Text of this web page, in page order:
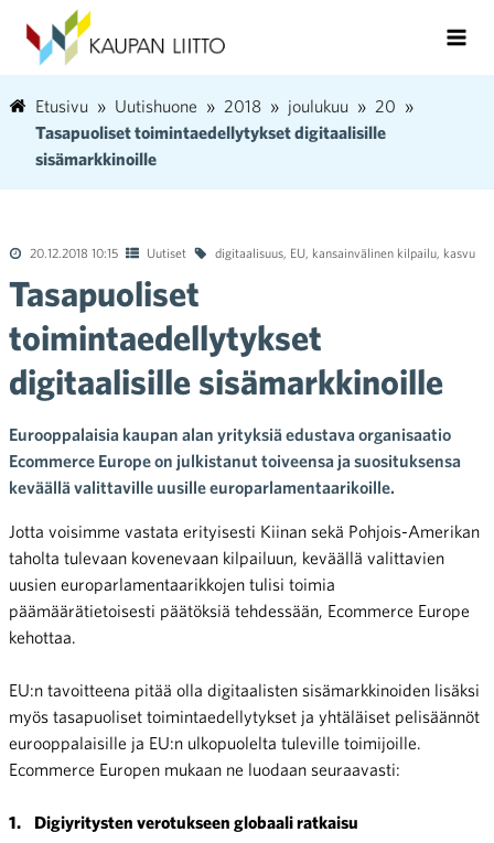
Etusivu Uutishuone 2018 joulukuu
20
Tasapuoliset toimintaedellytykset digitaalisille
sisämarkkinoille
20.12.2018 10:15 Uutiset digitaalisuus, EU, kansainvälinen kilpailu, kasvu
Tasapuoliset
toimintaedellytykset
digitaalisille sisämarkkinoille
Eurooppalaisia kaupan alan yrityksiä edustava organisaatio
Ecommerce Europe on julkistanut toiveensa ja suosituksensa
keväällä valittaville uusille europarlamentaarikoille.
Jotta voisimme vastata erityisesti Kiinan sekä Pohjois-Amerikan
taholta tulevaan kovenevaan kilpailuun, keväällä valittavien
uusien europarlamentaarikkojen tulisi toimia
päämäärätietoisesti päätöksiä tehdessään, Ecommerce Europe
kehottaa.
EU:n tavoitteena pitää olla digitaalisten sisämarkkinoiden lisäksi
myös tasapuoliset toimintaedellytykset ja yhtäläiset pelisäännöt
eurooppalaisille ja EU:n ulkopuolelta tuleville toimijoille.
Ecommerce Europen mukaan ne luodaan seuraavasti:
1. Digiyritysten verotukseen globaali ratkaisu